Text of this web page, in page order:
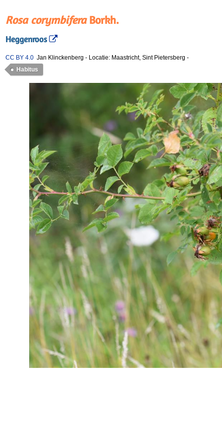
Rosa corymbiferaBorkh.
Heggenroos
CC BY 4.0 Jan Klinckenberg - Locatie: Maastricht, Sint Pietersberg -
Habitus